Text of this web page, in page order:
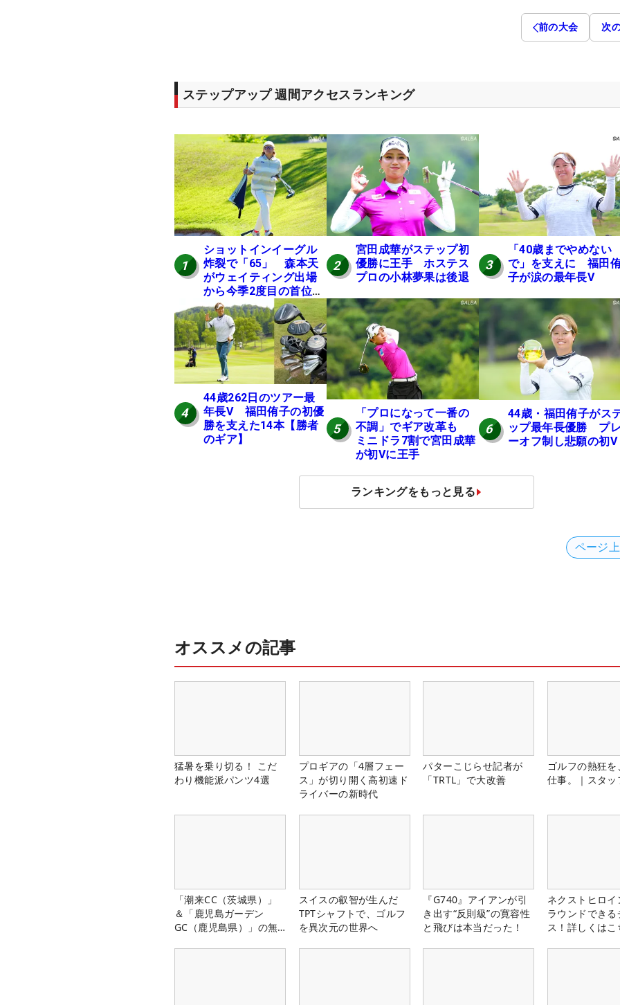
前の大会 次
ステップアップ 週間アクセスランキング
1
ショットインイーグル
炸裂で「65」 森本天
がウェイティング出場
から今季2度目の首位発
進
2
宮田成華がステップ初
優勝に王手 ホステス
プロの小林夢果は後退
3
「40歳までやめない
で」を支えに 福田
子が涙の最年長V
4
44歳262日のツアー最
年長V 福田侑子の初優
勝を支えた14本【勝者
のギア】
5
「プロになって一番の
不調」でギア改革も
ミニドラ7割で宮田成華
が初Vに王手
6
44歳・福田侑子がス
ップ最年長優勝 プ
ーオフ制し悲願の初V
ランキングをもっと見る
ページ
オススメの記事
猛暑を乗り切る！ こだ
わり機能派パンツ4選
プロギアの「4層フェー
ス」が切り開く高初速ド
ライバーの新時代
パターこじらせ記者が
「TRTL」で大改善
ゴルフの熱狂
仕事。｜スタ
「潮来CC（茨城県）」
＆「鹿児島ガーデン
GC（鹿児島県）」の無
スイスの叡智が生んだ
TPTシャフトで、ゴルフ
を異次元の世界へ
『G740』アイアンが引
き出す“反則級”の寛容性
と飛びは本当だった！
ネクストヒロ
ラウンドできる
ス！詳しくはこ